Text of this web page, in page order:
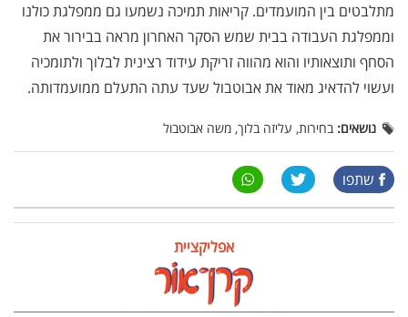
מתלבטים בין המועמדים. קריאות תמיכה נשמעו גם ממפלגת כולנו
וממפלגת העבודה בבית שמש הסקר האחרון מראה בבירור את
הסחף ותוצאותיו והוא מהווה זריקת עידוד רצינית לבלוך ולתומכיה
ועשוי להדאיג מאוד את אבוטבול שעד עתה התעלם ממועמדותה.
נושאים: בחירות, עליזה בלוך, משה אבוטבול
שתפו
אפליקציית